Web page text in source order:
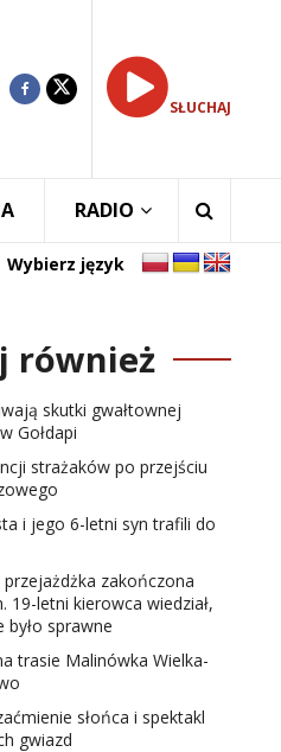
SŁUCHAJ
RADIO
Wybierz język
również
skutki gwałtownej
Gołdapi
strażaków po przejściu
i jego 6-letni syn trafili do
zakończona
19-letni kierowca wiedział,
było sprawne
trasie Malinówka Wielka-
słońca i spektakl
gwiazd